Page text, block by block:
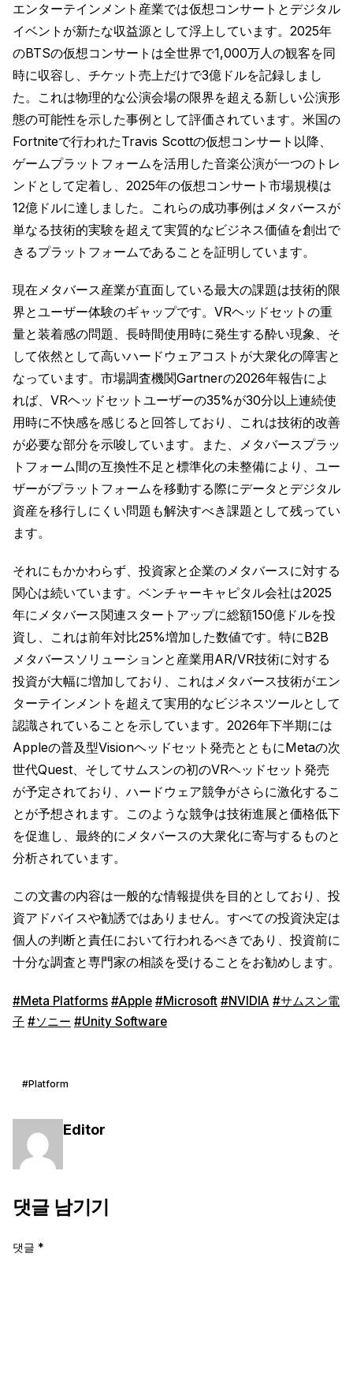
エンターテインメント産業では仮想コンサートとデジタル
イベントが新たな収益源として浮上しています。2025年
のBTSの仮想コンサートは全世界で1,000万人の観客を同
時に収容し、チケット売上だけで3億ドルを記録しまし
た。これは物理的な公演会場の限界を超える新しい公演形
態の可能性を示した事例として評価されています。米国の
Fortniteで行われたTravis Scottの仮想コンサート以降、
ゲームプラットフォームを活用した音楽公演が一つのトレ
ンドとして定着し、2025年の仮想コンサート市場規模は
12億ドルに達しました。これらの成功事例はメタバースが
単なる技術的実験を超えて実質的なビジネス価値を創出で
きるプラットフォームであることを証明しています。
現在メタバース産業が直面している最大の課題は技術的限
界とユーザー体験のギャップです。VRヘッドセットの重
量と装着感の問題、長時間使用時に発生する酔い現象、そ
して依然として高いハードウェアコストが大衆化の障害と
なっています。市場調査機関Gartnerの2026年報告によ
れば、VRヘッドセットユーザーの35%が30分以上連続使
用時に不快感を感じると回答しており、これは技術的改善
が必要な部分を示唆しています。また、メタバースプラッ
トフォーム間の互換性不足と標準化の未整備により、ユー
ザーがプラットフォームを移動する際にデータとデジタル
資産を移行しにくい問題も解決すべき課題として残ってい
ます。
それにもかかわらず、投資家と企業のメタバースに対する
関心は続いています。ベンチャーキャピタル会社は2025
年にメタバース関連スタートアップに総額150億ドルを投
資し、これは前年対比25%増加した数値です。特にB2B
メタバースソリューションと産業用AR/VR技術に対する
投資が大幅に増加しており、これはメタバース技術がエン
ターテインメントを超えて実用的なビジネスツールとして
認識されていることを示しています。2026年下半期には
Appleの普及型Visionヘッドセット発売とともにMetaの次
世代Quest、そしてサムスンの初のVRヘッドセット発売
が予定されており、ハードウェア競争がさらに激化するこ
とが予想されます。このような競争は技術進展と価格低下
を促進し、最終的にメタバースの大衆化に寄与するものと
分析されています。
この文書の内容は一般的な情報提供を目的としており、投
資アドバイスや勧誘ではありません。すべての投資決定は
個人の判断と責任において行われるべきであり、投資前に
十分な調査と専門家の相談を受けることをお勧めします。
#Meta Platforms #Apple #Microsoft #NVIDIA #サムスン電
子 #ソニー #Unity Software
#Platform
Editor
댓글 남기기
댓글 *